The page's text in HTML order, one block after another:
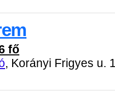
fő
, Korányi Frigyes u.